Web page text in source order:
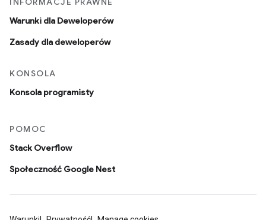
Warunki dla Deweloperów
Zasady dla deweloperów
KONSOLA
Konsola programisty
POMOC
Stack Overflow
Społeczność Google Nest